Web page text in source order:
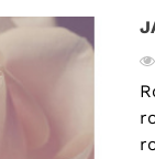
Czerwone róże
zachwycają swoją
wyjątkową urodą
niezwykłą
kwiaty, które